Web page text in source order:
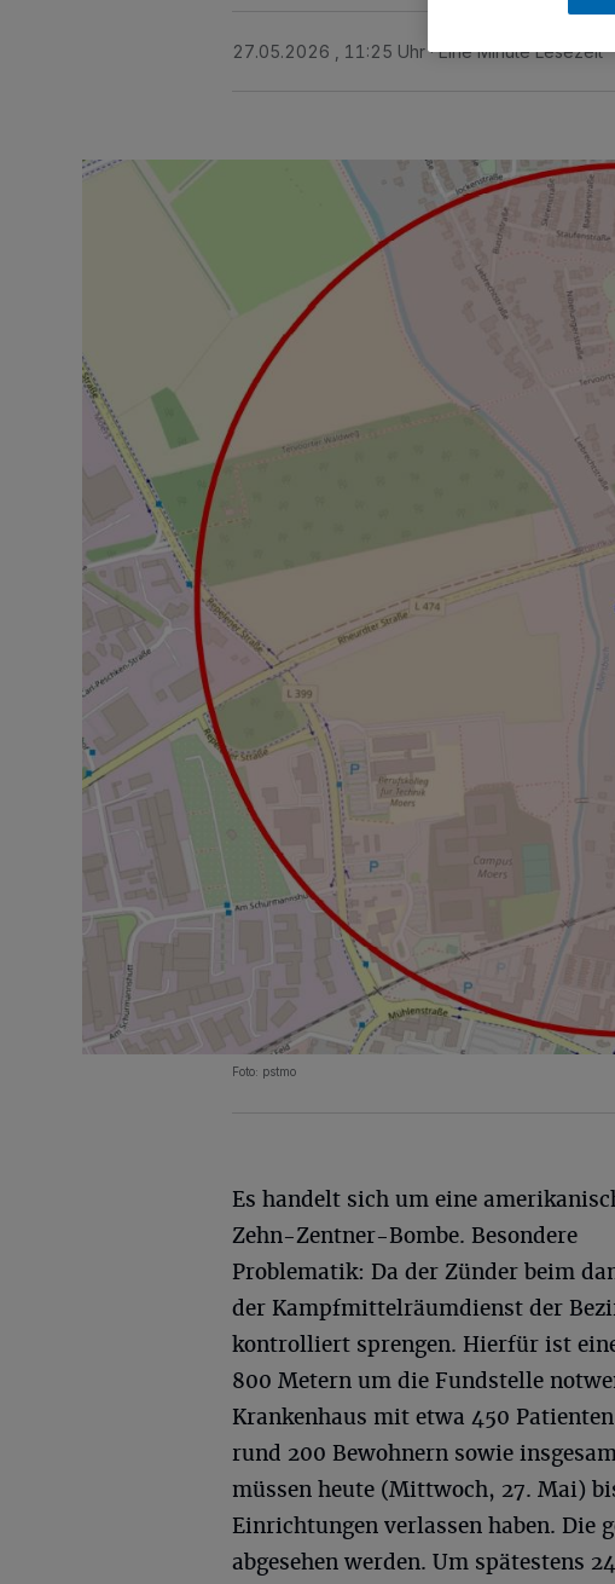
27.05.2026 , 11:25 Uhr Eine Minute Lesezeit
Foto: pstmo
Es handelt sich um eine
Zehn-Zentner-Bombe. Besondere
Problematik: Da der Zünder beim
der Kampfmittelräumdienst der
kontrolliert sprengen. Hierfür ist
800 Metern um die Fundstelle
Krankenhaus mit etwa 450
rund 200 Bewohnern sowie
müssen heute (Mittwoch, 27. Mai)
Einrichtungen verlassen haben. Die
abgesehen werden. Um spätestens